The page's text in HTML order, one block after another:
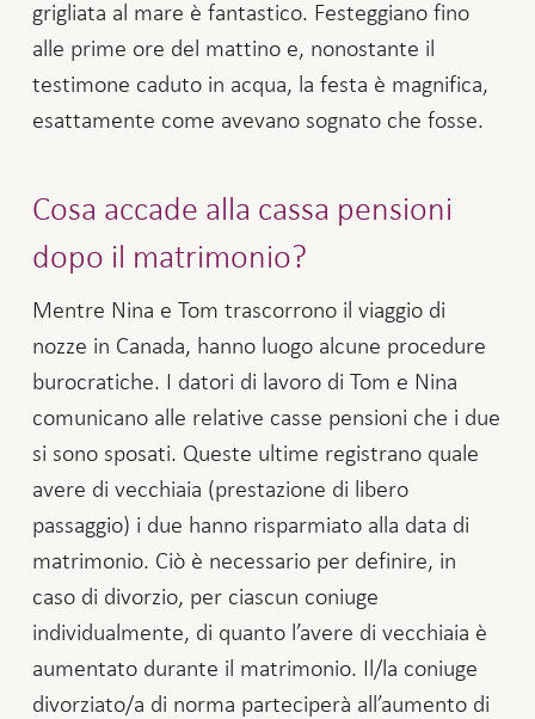
grigliata al mare è fantastico. Festeggiano fino
alle prime ore del mattino e, nonostante il
testimone caduto in acqua, la festa è magnifica,
esattamente come avevano sognato che fosse.
Cosa accade alla cassa pensioni
dopo il matrimonio?
Mentre Nina e Tom trascorrono il viaggio di
nozze in Canada, hanno luogo alcune procedure
burocratiche. I datori di lavoro di Tom e Nina
comunicano alle relative casse pensioni che i due
si sono sposati. Queste ultime registrano quale
avere di vecchiaia (prestazione di libero
passaggio) i due hanno risparmiato alla data di
matrimonio. Ciò è necessario per definire, in
caso di divorzio, per ciascun coniuge
individualmente, di quanto l’avere di vecchiaia è
aumentato durante il matrimonio. Il/la coniuge
divorziato/a di norma parteciperà all’aumento di